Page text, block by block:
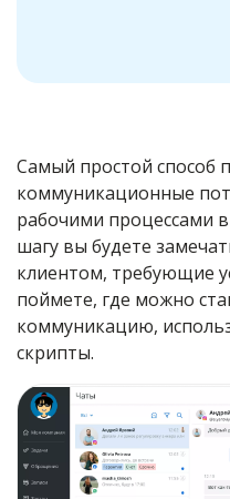
Самый простой способ
коммуникационные
рабочими процессами
шагу вы будете
клиентом, требующие
поймете, где можно
коммуникацию,
скрипты.